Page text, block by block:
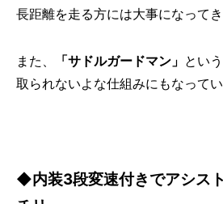
長距離を走る方には大事になってき
また、 「サドルガードマン」 とい
取られないよな仕組みにもなってい
◆内装3段変速付きでアシス